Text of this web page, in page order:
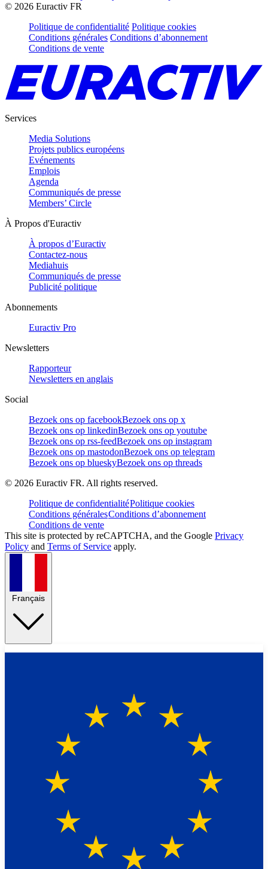
© 2026 Euractiv FR
Politique de confidentialité Politique cookies
Conditions générales Conditions d’abonnement
Conditions de vente
Services
Media Solutions
Projets publics européens
Evénements
Emplois
Agenda
Communiqués de presse
Members’ Circle
À Propos d'Euractiv
À propos d’Euractiv
Contactez-nous
Mediahuis
Communiqués de presse
Publicité politique
Abonnements
Euractiv Pro
Newsletters
Rapporteur
Newsletters en anglais
Social
Bezoek ons op facebookBezoek ons op x
Bezoek ons op linkedinBezoek ons op youtube
Bezoek ons op rss-feedBezoek ons op instagram
Bezoek ons op mastodonBezoek ons op telegram
Bezoek ons op blueskyBezoek ons op threads
© 2026 Euractiv FR. All rights reserved.
Politique de confidentialitéPolitique cookies
Conditions généralesConditions d’abonnement
Conditions de vente
This site is protected by reCAPTCHA, and the Google Privacy
Policy and Terms of Service apply.
Français